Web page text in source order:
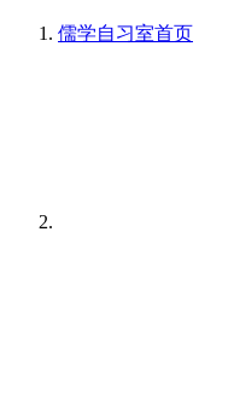
儒学自习室首页